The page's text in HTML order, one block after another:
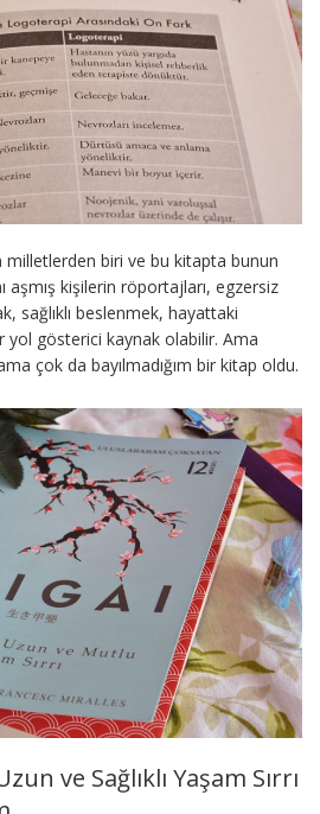
milletlerden biri ve bu kitapta bunun
aşmış kişilerin röportajları, egzersiz
sağlıklı beslenmek, hayattaki
yol gösterici kaynak olabilir. Ama
çok da bayılmadığım bir kitap oldu.
ve Sağlıklı Yaşam Sırrı